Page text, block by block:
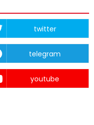
twitter
telegram
youtube